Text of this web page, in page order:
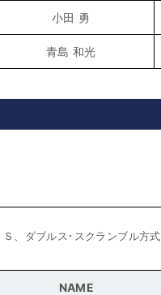
小田 勇
青島 和光
、ダブルス･スクランブル方式
NAME